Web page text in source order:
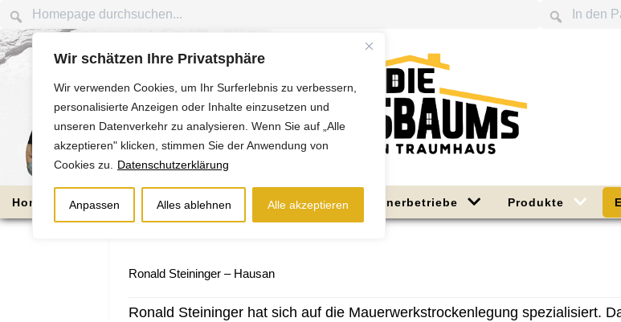
Wir schätzen Ihre Privatsphäre
Wir verwenden Cookies, um Ihr Surferlebnis zu verbessern,
personalisierte Anzeigen oder Inhalte einzusetzen und
unseren Datenverkehr zu analysieren. Wenn Sie auf „Alle
akzeptieren" klicken, stimmen Sie der Anwendung von
Cookies zu.
Datenschutzerklärung
Anpassen Alles ablehnen Alle akzeptieren
Home Die Nussbaums Bauabschnitte Partnerbetriebe Produkte
Ronald Steininger – Hausan
Ronald Steininger hat sich auf die Mauerwerkstrockenlegung spezialisiert.